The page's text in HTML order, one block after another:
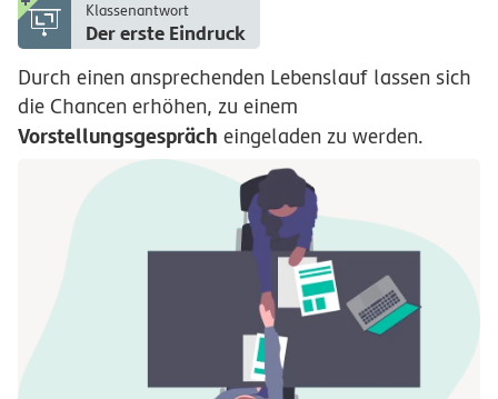
Klassenantwort
Der erste Eindruck
Durch einen ansprechenden Lebenslauf lassen sich
die Chancen erhöhen, zu einem
Vorstellungsgespräch eingeladen zu werden.